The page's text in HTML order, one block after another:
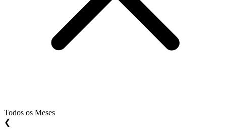
Todos os Meses
❮